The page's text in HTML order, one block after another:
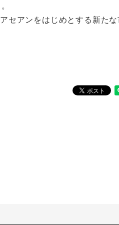
セアンをはじめとする新た